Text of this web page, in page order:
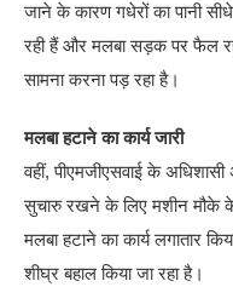
जाने के कारण गधेरों का पानी
रही हैं और मलबा सड़क पर फैल
सामना करना पड़ रहा है।
मलबा हटाने का कार्य जारी
वहीं, पीएमजीएसवाई के अधिशासी
सुचारु रखने के लिए मशीन मौके
मलबा हटाने का कार्य लगातार
शीघ्र बहाल किया जा रहा है।